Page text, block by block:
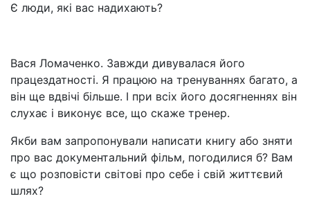
Є люди, які вас надихають?
Вася Ломаченко. Завжди дивувалася його
працездатності. Я працюю на тренуваннях багато, а
він ще вдвічі більше. І при всіх його досягненнях він
слухає і виконує все, що скаже тренер.
Якби вам запропонували написати книгу або зняти
про вас документальний фільм, погодилися б? Вам
є що розповісти світові про себе і свій життєвий
шлях?